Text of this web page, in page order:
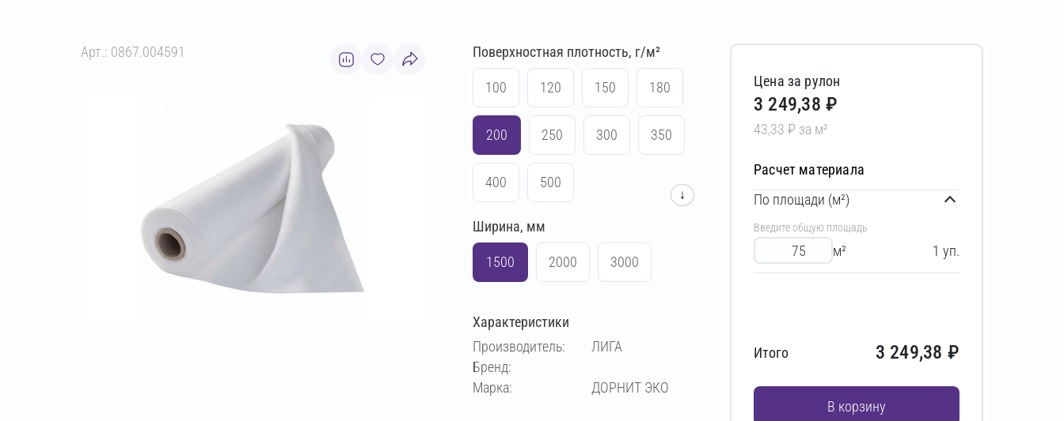
Арт.: 0867.004591 Поверхностная плотность, г/м²
100 120 150 180
200 250 300 350
400 500
↓
Ширина, мм
1500 2000 3000
Характеристики
Производитель:
ЛИГА
Бренд:
Марка:
ДОРНИТ ЭКО
Цена за рулон
3 249,38 ₽
43,33 ₽ за м²
Расчет материала
По площади (м²)
Введите общую площадь
м² 1 уп.
Итого 3 249,38 ₽
В корзину